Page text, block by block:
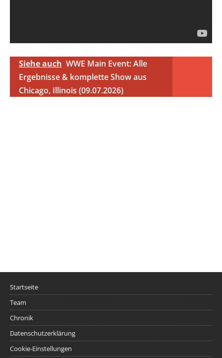
Siehe auch WWE Main Event: Alle
Ergebnisse & komplette Show aus
Chicago, Illinois (09.07.2026)
Startseite
Team
Chronik
Datenschutzerklärung
Cookie-Einstellungen